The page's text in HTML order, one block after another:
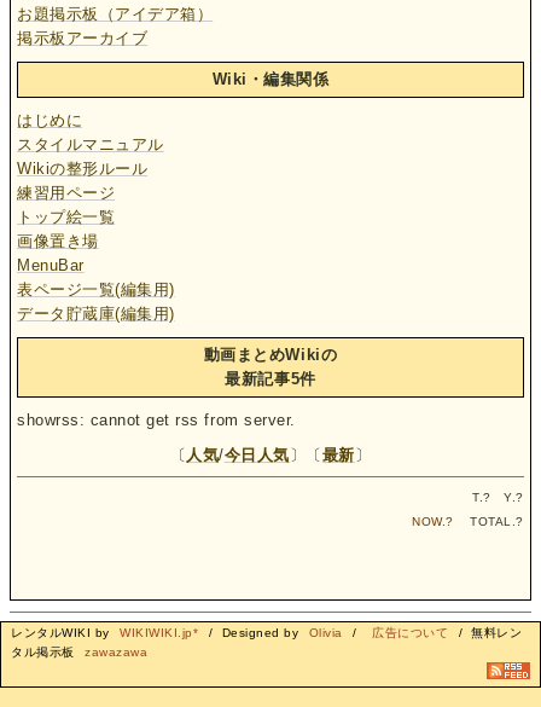
お題掲示板（アイデア箱）
掲示板アーカイブ
Wiki・編集関係
はじめに
スタイルマニュアル
Wikiの整形ルール
練習用ページ
トップ絵一覧
画像置き場
MenuBar
表ページ一覧(編集用)
データ貯蔵庫(編集用)
動画まとめWikiの
最新記事5件
showrss: cannot get rss from server.
〔 人気/今日人気 〕〔 最新 〕
T.? Y.?
NOW.? TOTAL.?
レンタルWIKI by WIKIWIKI.jp* / Designed by Olivia / 広告について
/ 無料レン
タル掲示板
zawazawa